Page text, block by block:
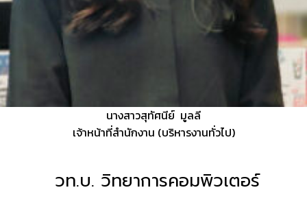
นางสาวสุทัศนีย์ มูลลี
เจ้าหน้าที่สำนักงาน (บริหารงานทั่วไป)
วท.บ. วิทยาการคอมพิวเตอร์